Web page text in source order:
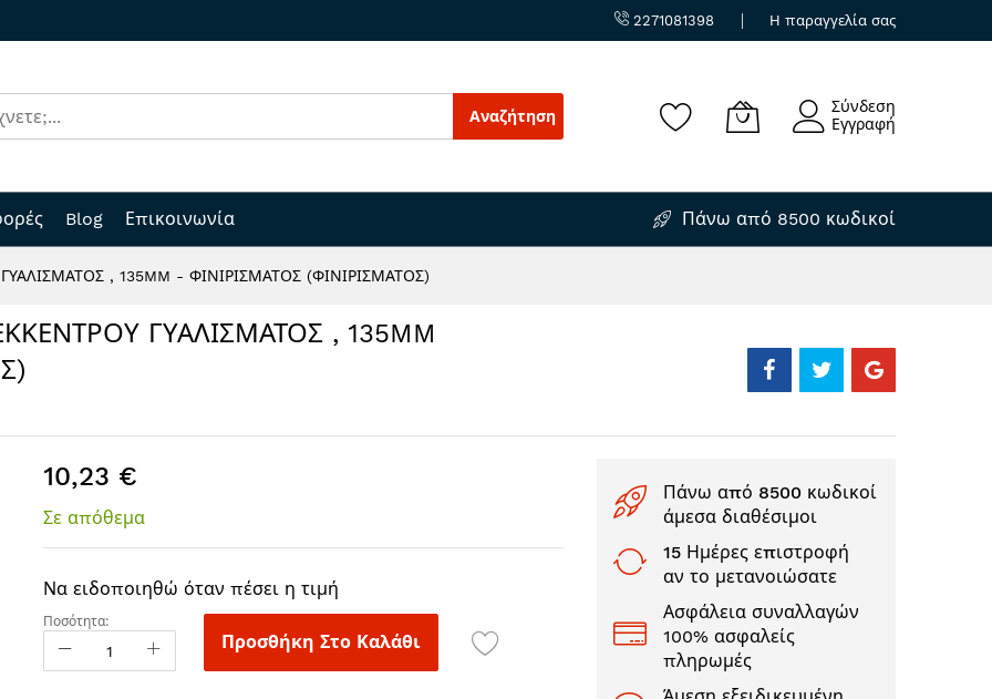
2271081398 Η παραγγελία σας
Αναζήτηση
Σύνδεση
Εγγραφή
Blog Επικοινωνία
Πάνω από 8500 κωδικοί
, 135MM - ΦΙΝΙΡΙΣΜΑΤΟΣ (ΦΙΝΙΡΙΣΜΑΤΟΣ)
ΓΥΑΛΙΣΜΑΤΟΣ , 135MM
10,23 €
Σε απόθεμα
Να ειδοποιηθώ όταν πέσει η τιμή
Ποσότητα:
Προσθήκη Στο Καλάθι
Πάνω από 8500 κωδικοί
άμεσα διαθέσιμοι
15 Ημέρες επιστροφή
αν το μετανοιώσατε
Ασφάλεια συναλλαγών
100% ασφαλείς
πληρωμές